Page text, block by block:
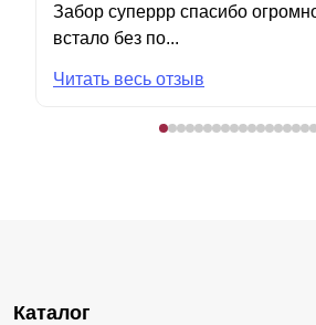
Забор суперрр спасибо
встало без по...
Читать весь отзыв
Каталог